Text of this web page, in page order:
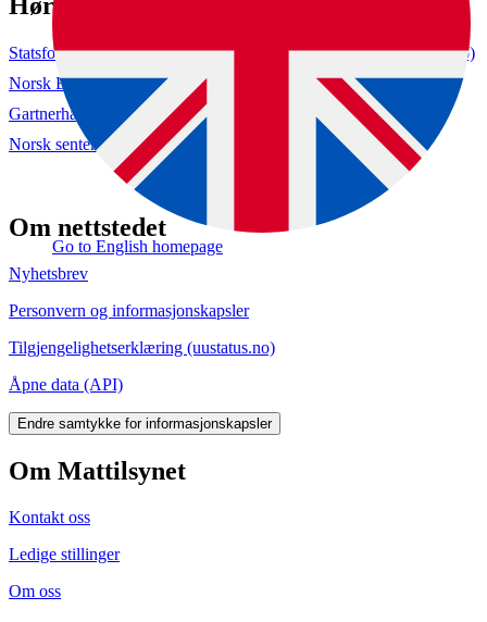
Go to English homepage
Statsforvalteren i Østfold, Buskerud, Oslo og Akershus (hoering.no)
Norsk Bonde- og Småbrukarlag (hoering.no)
Gartnerhallen SA (hoering.no)
Norsk senter for økologisk landbruk (hoering.no)
Om nettstedet
Nyhetsbrev
Personvern og informasjonskapsler
Tilgjengelighetserklæring (uustatus.no)
Åpne data (API)
Endre samtykke for informasjonskapsler
Om Mattilsynet
Kontakt oss
Ledige stillinger
Om oss